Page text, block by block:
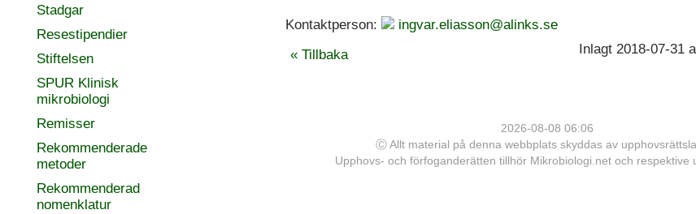
Stadgar
Resestipendier
Stiftelsen
SPUR Klinisk
mikrobiologi
Remisser
Rekommenderade
metoder
Rekommenderad
nomenklatur
Kontaktperson:
ingvar.eliasson@alinks.se
« Tillbaka
Inlagt 2018-07-31
2026-08-08 06:06
Ⓒ Allt material på denna webbplats skyddas av
Upphovs- och förfoganderätten tillhör Mikrobiologi.net och respektive